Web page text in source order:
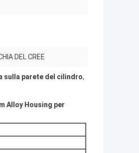
DEL CREE
sulla parete del cilindro,
Alloy Housing per